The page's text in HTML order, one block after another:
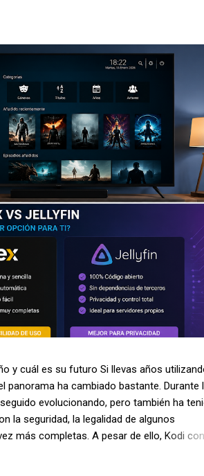
y cuál es su futuro Si llevas años
panorama ha cambiado bastante. Durante
evolucionando, pero también ha
la seguridad, la legalidad de algunos
más completas. A pesar de ello, Kodi
Linux. Además, sigue siendo uno de